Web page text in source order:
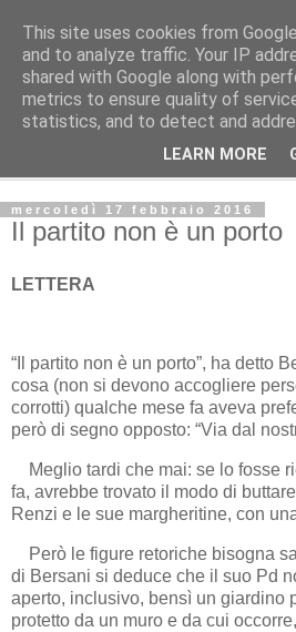
L' Avvenire dei
LETTERE ALLA RED
mercoledì 17 febbraio 2016
Il partito non è un porto
LETTERA
“Il partito non è un porto”, ha detto
cosa (non si devono accogliere
corrotti) qualche mese fa aveva
però di segno opposto: “Via dal
Meglio tardi che mai: se lo fosse
fa, avrebbe trovato il modo di
Renzi e le sue margheritine, con
Però le figure retoriche bisogna
di Bersani si deduce che il suo Pd
aperto, inclusivo, bensì un giardino
protetto da un muro e da cui
This site uses cookies from
and to analyze traffic. Your IP
shared with Google along with
metrics to ensure quality of
statistics, and to detect and
LEARN MORE